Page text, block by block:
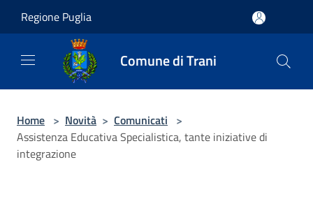
Regione Puglia
Comune di Trani
Home > Novità > Comunicati >
Assistenza Educativa Specialistica, tante iniziative di
integrazione